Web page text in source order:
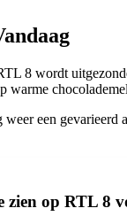
8 wordt
warme
een
zien op RTL 8